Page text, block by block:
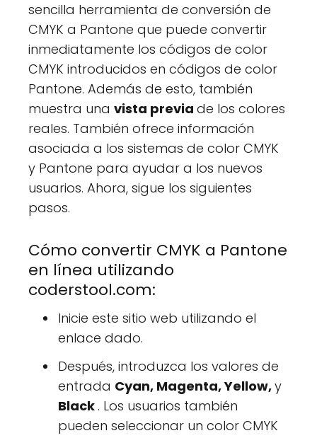
sencilla herramienta de conversión de
CMYK a Pantone que puede convertir
inmediatamente los códigos de color
CMYK introducidos en códigos de color
Pantone. Además de esto, también
muestra una vista previa de los colores
reales. También ofrece información
asociada a los sistemas de color CMYK
y Pantone para ayudar a los nuevos
usuarios. Ahora, sigue los siguientes
pasos.
Cómo convertir CMYK a Pantone
en línea utilizando
coderstool.com:
Inicie este sitio web utilizando el
enlace dado.
Después, introduzca los valores de
entrada Cyan, Magenta, Yellow,y
Black. Los usuarios también
pueden seleccionar un color CMYK